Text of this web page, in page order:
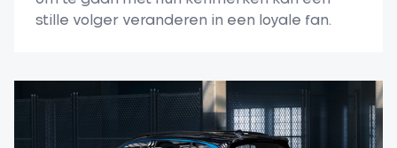
stille volger veranderen in een loyale fan.